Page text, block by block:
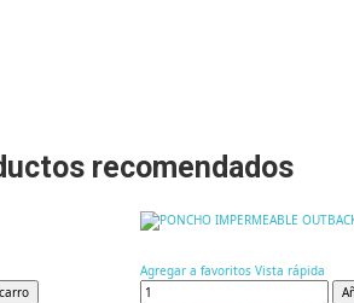
recomendados
Agregar a favoritos Vista rápida